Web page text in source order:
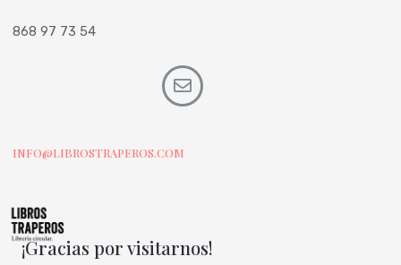
868 97 73 54
INFO@LIBROSTRAPEROS.COM
¡Gracias por visitarnos!